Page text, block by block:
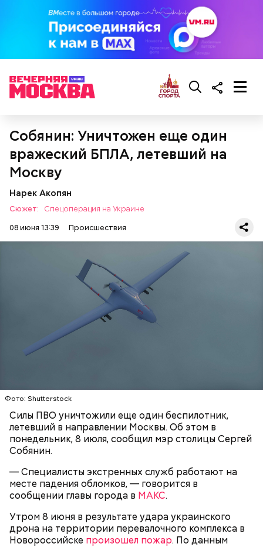
Собянин: Уничтожен еще один
вражеский БПЛА, летевший на
Москву
Нарек Акопян
Сюжет:
Спецоперация на Украине
08 июня 13:39
Происшествия
Фото: Shutterstock
Силы ПВО уничтожили еще один беспилотник,
летевший в направлении Москвы. Об этом в
понедельник, 8 июля, сообщил мэр столицы Сергей
Собянин.
— Специалисты экстренных служб работают на
месте падения обломков, — говорится в
сообщении главы города в МАКС.
Утром 8 июня в результате удара украинского
дрона на территории перевалочного комплекса в
Новороссийске произошел пожар. По данным